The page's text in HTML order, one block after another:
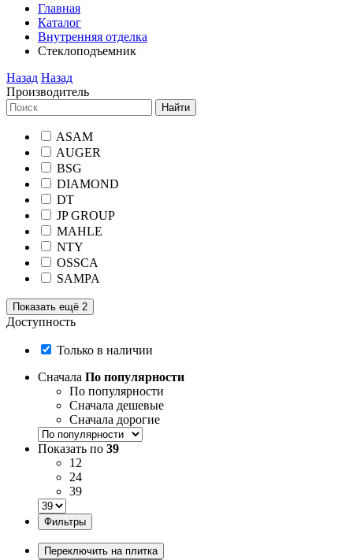
Главная
Каталог
Внутренняя отделка
Стеклоподъемник
Назад Назад
Производитель
Найти
ASAM
AUGER
BSG
DIAMOND
DT
JP GROUP
MAHLE
NTY
OSSCA
SAMPA
Показать ещё 2
Доступность
Только в наличии
Сначала По популярности
По популярности
Сначала дешевые
Сначала дорогие
Показать по 39
12
24
39
Фильтры
Переключить на плитка